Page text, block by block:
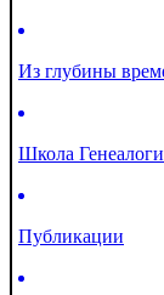
Из глубины
Школа
Публикации